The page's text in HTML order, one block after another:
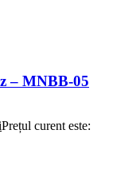
– MNBB-05
Prețul curent este: